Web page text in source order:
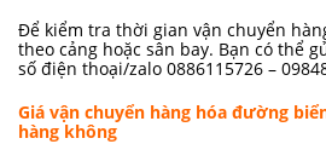
Để kiểm tra thời gian vận chuyển
theo cảng hoặc sân bay. Bạn có thể
số điện thoại/zalo 0886115726 –
Giá vận chuyển hàng hóa đường
hàng không